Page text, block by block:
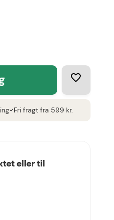
checkFri fragt fra 599 kr.
eller til